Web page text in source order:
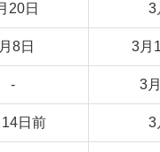
20日 3
8日 3月
- 3
日前 3